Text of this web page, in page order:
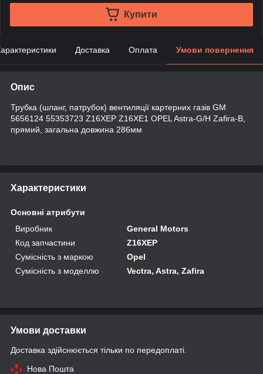
Купити
Доставка Оплата Умови повернення
Опис
Трубка (шланг, патрубок) вентиляції картерних газів GM
5656124 55353723 Z16XEP Z16XE1 OPEL Astra-G/H Zafira-B,
прямий, загальна довжина 286мм
Характеристики
Основні атрибути
Виробник
General Motors
Код запчастини
Z16XEP
Сумісність з маркою
Opel
Сумісність з моделлю
Vectra, Astra, Zafira
Умови доставки
Доставка здійснюється тільки по передоплаті.
Нова Пошта